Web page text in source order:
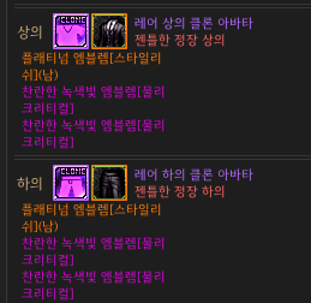
상의
레어 상의 클론 아바타
젠틀한 정장 상의
플래티넘 엠블렘[스타일리
쉬](남)
찬란한 녹색빛 엠블렘[물리
크리티컬]
찬란한 녹색빛 엠블렘[물리
크리티컬]
하의
레어 하의 클론 아바타
젠틀한 정장 하의
플래티넘 엠블렘[스타일리
쉬](남)
찬란한 녹색빛 엠블렘[물리
크리티컬]
찬란한 녹색빛 엠블렘[물리
크리티컬]